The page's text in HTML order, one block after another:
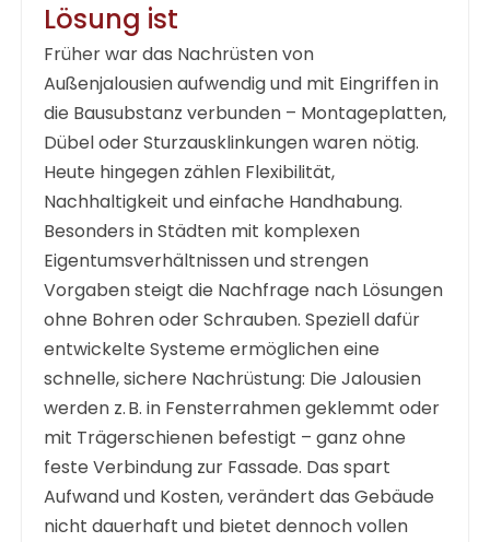
Lösung ist
Früher war das Nachrüsten von
Außenjalousien aufwendig und mit Eingriffen in
die Bausubstanz verbunden – Montageplatten,
Dübel oder Sturzausklinkungen waren nötig.
Heute hingegen zählen Flexibilität,
Nachhaltigkeit und einfache Handhabung.
Besonders in Städten mit komplexen
Eigentumsverhältnissen und strengen
Vorgaben steigt die Nachfrage nach Lösungen
ohne Bohren oder Schrauben. Speziell dafür
entwickelte Systeme ermöglichen eine
schnelle, sichere Nachrüstung: Die Jalousien
werden z. B. in Fensterrahmen geklemmt oder
mit Trägerschienen befestigt – ganz ohne
feste Verbindung zur Fassade. Das spart
Aufwand und Kosten, verändert das Gebäude
nicht dauerhaft und bietet dennoch vollen